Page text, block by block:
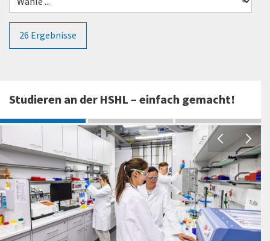
26 Ergebnisse
Studieren an der HSHL – einfach gemacht!